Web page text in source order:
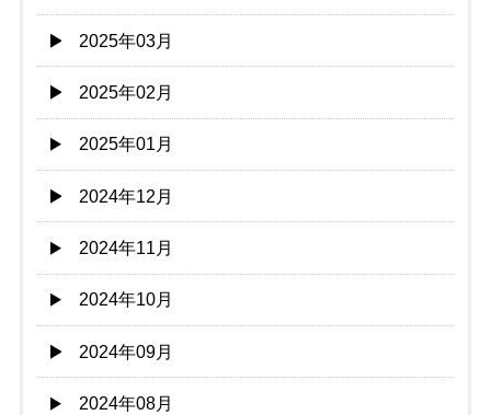
2025年03月
2025年02月
2025年01月
2024年12月
2024年11月
2024年10月
2024年09月
2024年08月